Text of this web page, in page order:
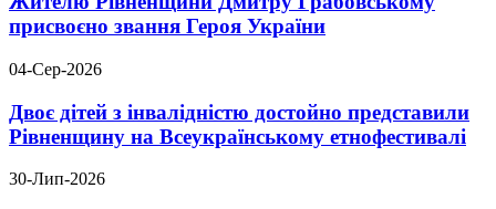
присвоєно звання Героя України
04-Сер-2026
Двоє дітей з інвалідністю достойно представили
Рівненщину на Всеукраїнському етнофестивалі
30-Лип-2026